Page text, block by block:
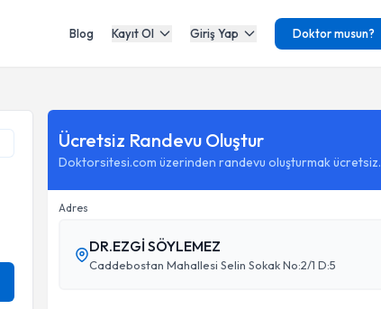
Blog Kayıt Ol Giriş Yap Doktor musun?
Ücretsiz Randevu Oluştur
Doktorsitesi.com üzerinden randevu oluşturmak ücretsiz.
Adres
DR.EZGİ SÖYLEMEZ
Caddebostan Mahallesi Selin Sokak No:2/1 D:5